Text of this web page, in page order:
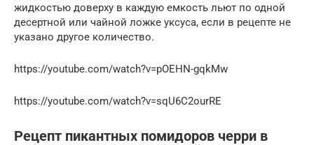
жидкостью доверху в каждую емкость льют по одной
десертной или чайной ложке уксуса, если в рецепте не
указано другое количество.
https://youtube.com/watch?v=pOEHN-gqkMw
https://youtube.com/watch?v=sqU6C2ourRE
Рецепт пикантных помидоров черри в